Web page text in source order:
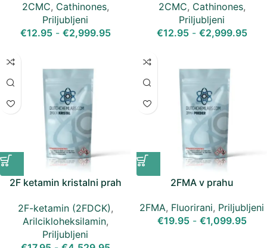
2CMC, Cathinones,
Priljubljeni
€12.95 - €2,999.95
2CMC, Cathinones,
Priljubljeni
€12.95 - €2,999.95
2F ketamin kristalni prah
2F-ketamin (2FDCK),
Arilcikloheksilamin,
Priljubljeni
2FMA v prahu
2FMA, Fluorirani, Priljubljeni
€19.95 - €1,099.95